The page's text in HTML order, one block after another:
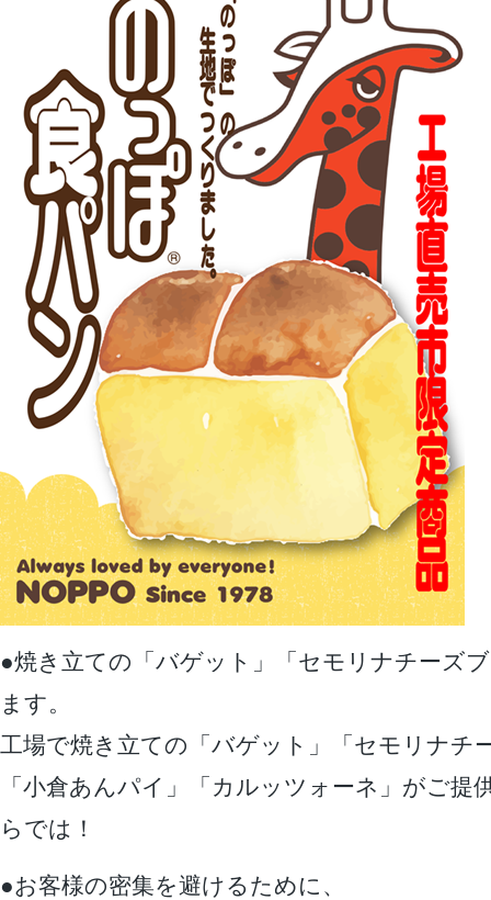
●焼き立ての「バゲット」「セモリナチーズ
ます。
工場で焼き立ての「バゲット」「セモリナチ
「小倉あんパイ」「カルッツォーネ」がご提
らでは！
●お客様の密集を避けるために、